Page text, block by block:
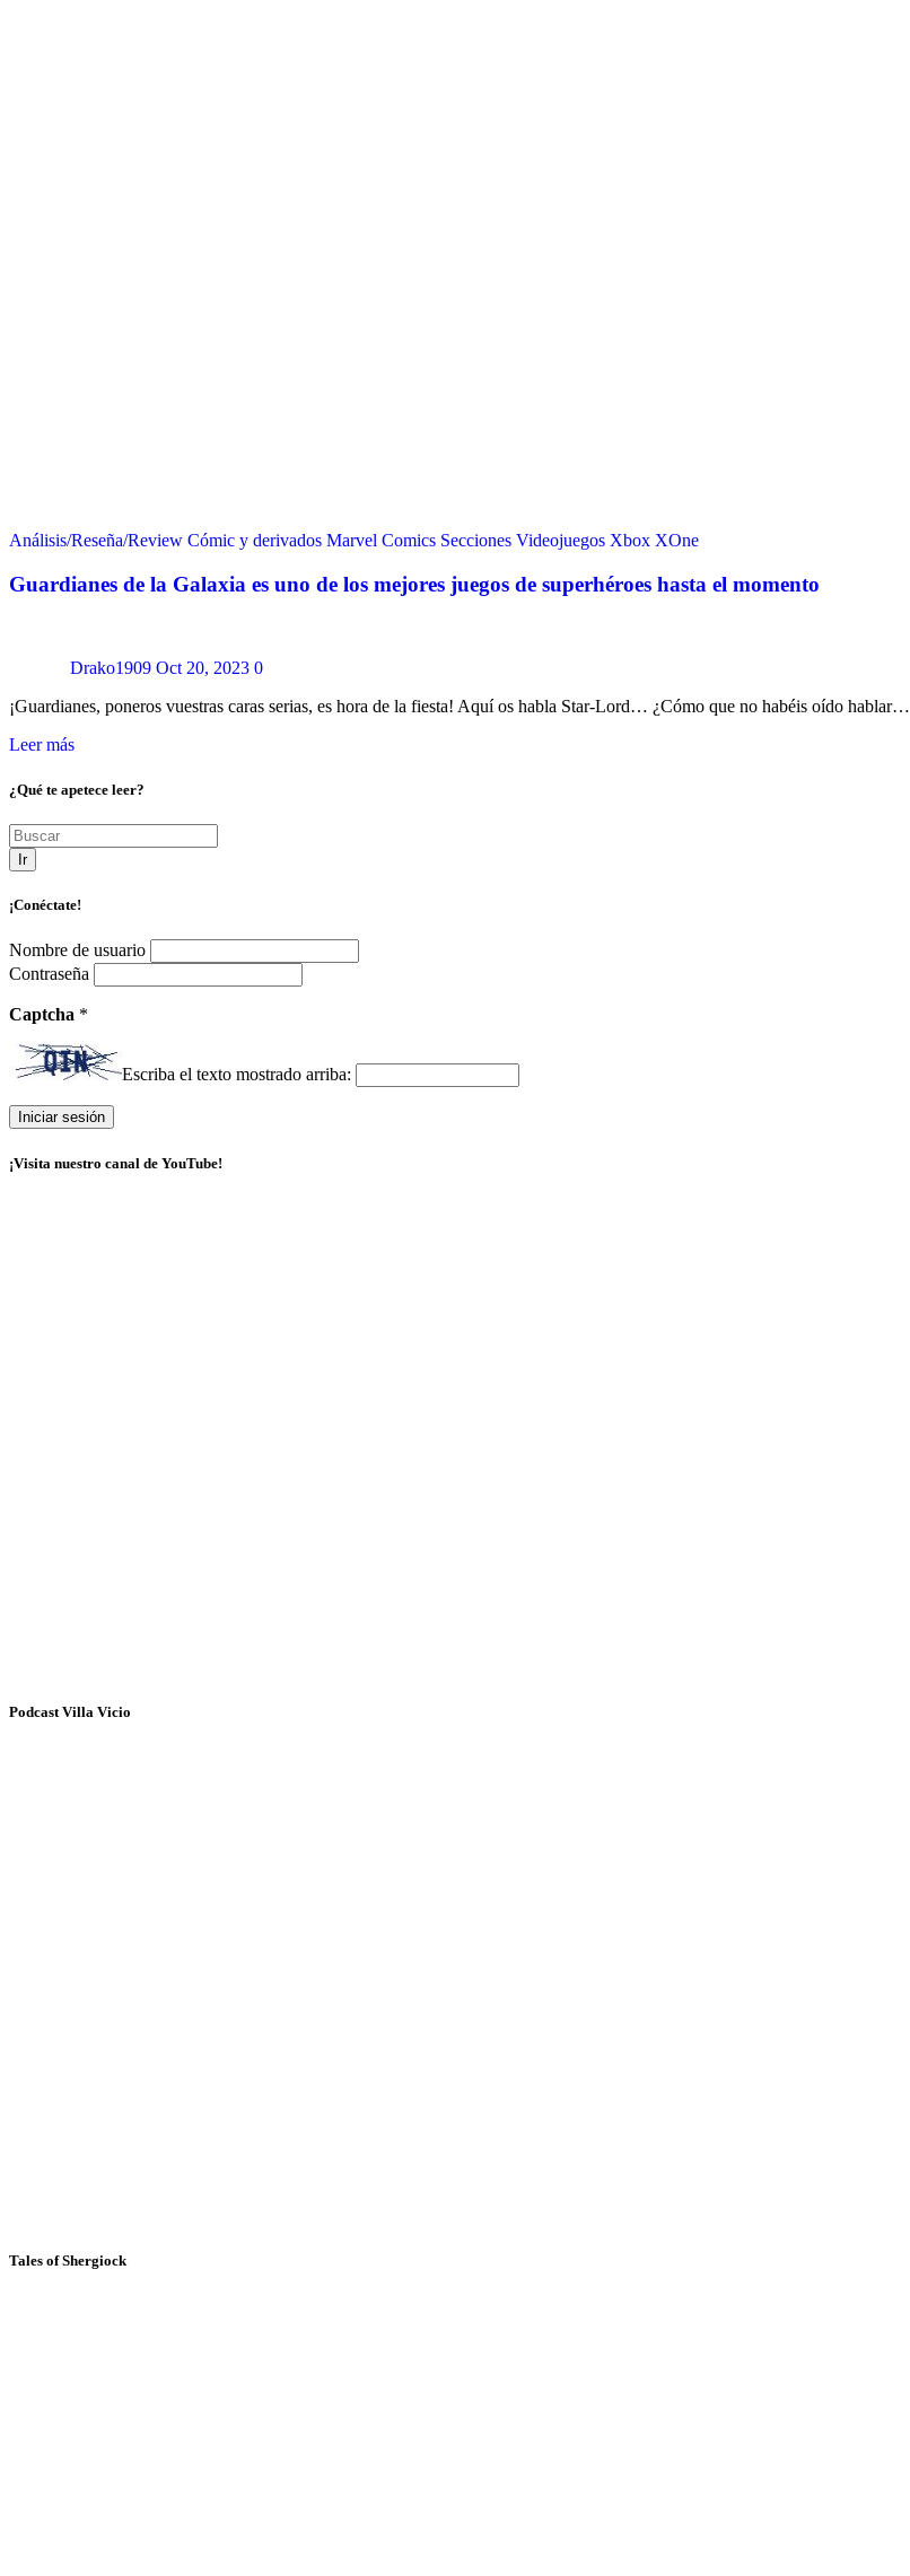
Análisis/Reseña/Review Cómic y derivados Marvel Comics Secciones Videojuegos Xbox XOne
Guardianes de la Galaxia es uno de los mejores juegos de superhéroes hasta el momento
Drako1909 Oct 20, 2023 0
¡Guardianes, poneros vuestras caras serias, es hora de la fiesta! Aquí os habla Star-Lord… ¿Cómo que no habéis oído hablar…
Leer más
¿Qué te apetece leer?
Ir
¡Conéctate!
Nombre de usuario
Contraseña
Captcha *
Escriba el texto mostrado arriba:
¡Visita nuestro canal de YouTube!
Podcast Villa Vicio
Tales of Shergiock